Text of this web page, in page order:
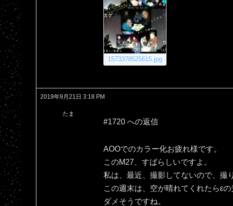
1573378525615.jpg
2019年9月21日 3:18 PM
たま
#1720 への返信
AOOでのカラー化お疲れ様です。
このM27、すばらしいですよ。
私は、最近、撮影してないので、撮
この週末は、空が晴れてくれたらε
ダメそうですね。